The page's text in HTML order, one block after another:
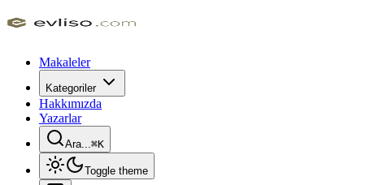
Makaleler
Kategoriler
Hakkımızda
Yazarlar
Ara...⌘K
Toggle theme